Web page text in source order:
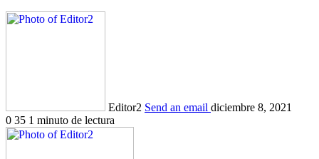
Editor2 Send an email diciembre 8, 2021
0 35 1 minuto de lectura